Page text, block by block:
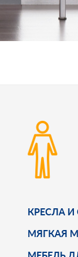
КРЕСЛА И
МЯГКАЯ